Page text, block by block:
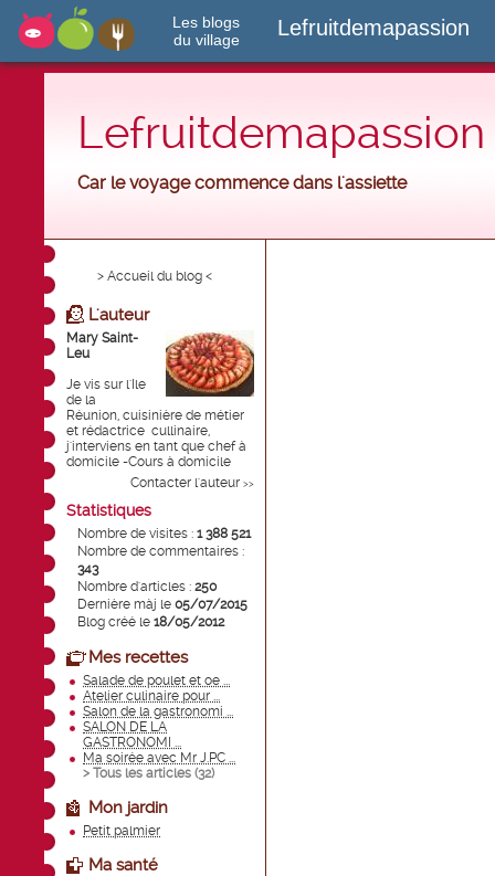
Les blogs
du village
Lefruitdemapassion
Lefruitdemapassion
Car le voyage commence dans l'assiette
> Accueil du blog <
L'auteur
Mary Saint-
Leu
Je vis sur l'Ile
de la
Réunion, cuisinière de métier
et rédactrice cullinaire,
j'interviens en tant que chef à
domicile -Cours à domicile
Contacter l'auteur >>
Statistiques
Nombre de visites : 1 388 521
Nombre de commentaires :
343
Nombre d'articles : 250
Dernière màj le 05/07/2015
Blog créé le 18/05/2012
Mes recettes
Salade de poulet et oe ...
Atelier culinaire pour ...
Salon de la gastronomi ...
SALON DE LA
GASTRONOMI ...
Ma soirée avec Mr J.PC ...
> Tous les articles (32)
Mon jardin
Petit palmier
Ma santé